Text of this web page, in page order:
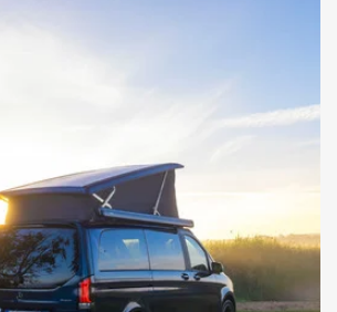
C-Klasse
sportliche Eleganz vereint in einer Limousine